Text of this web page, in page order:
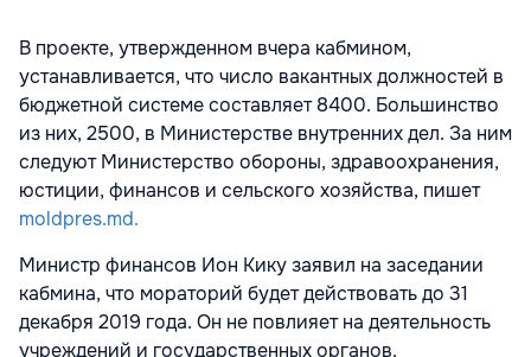
В проекте, утвержденном вчера кабмином,
устанавливается, что число вакантных должностей в
бюджетной системе составляет 8400. Большинство
из них, 2500, в Министерстве внутренних дел. За ним
следуют Министерство обороны, здравоохранения,
юстиции, финансов и сельского хозяйства, пишет
moldpres.md.
Министр финансов Ион Кику заявил на заседании
кабмина, что мораторий будет действовать до 31
декабря 2019 года. Он не повлияет на деятельность
учреждений и государственных органов.